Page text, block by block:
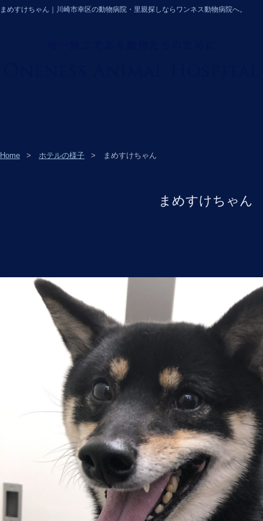
まめすけちゃん｜川崎市幸区の動物病院・里親探しならワンネス動物病院へ。
Home ホテルの様子 まめすけちゃん
まめすけちゃん